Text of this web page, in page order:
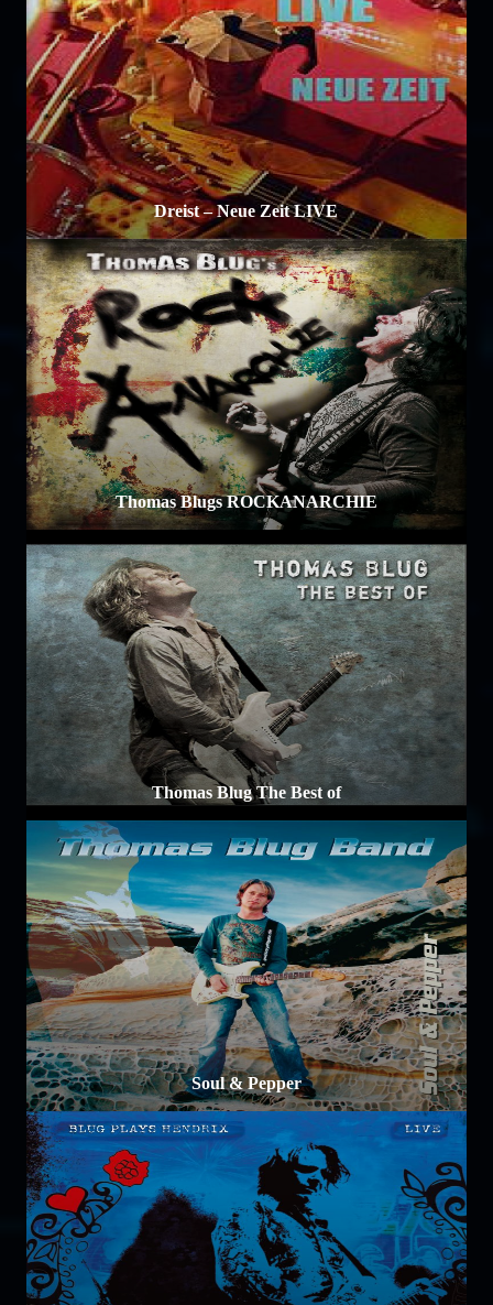
Dreist – Neue Zeit LIVE
Thomas Blugs ROCKANARCHIE
Thomas Blug The Best of
Soul & Pepper